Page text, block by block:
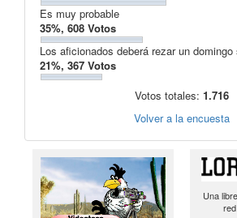
Es muy probable
35%, 608 Votos
Los aficionados deberá rezar un
21%, 367 Votos
Votos totales: 1.716
Volver a la encuesta
Una